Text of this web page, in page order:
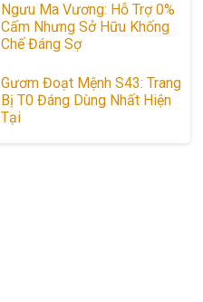
Ngưu Ma Vương: Hỗ Trợ 0%
Cấm Nhưng Sở Hữu Khống
Chế Đáng Sợ
Gươm Đoạt Mệnh S43: Trang
Bị T0 Đáng Dùng Nhất Hiện
Tại